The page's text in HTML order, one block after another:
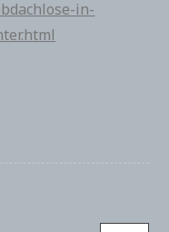
in-